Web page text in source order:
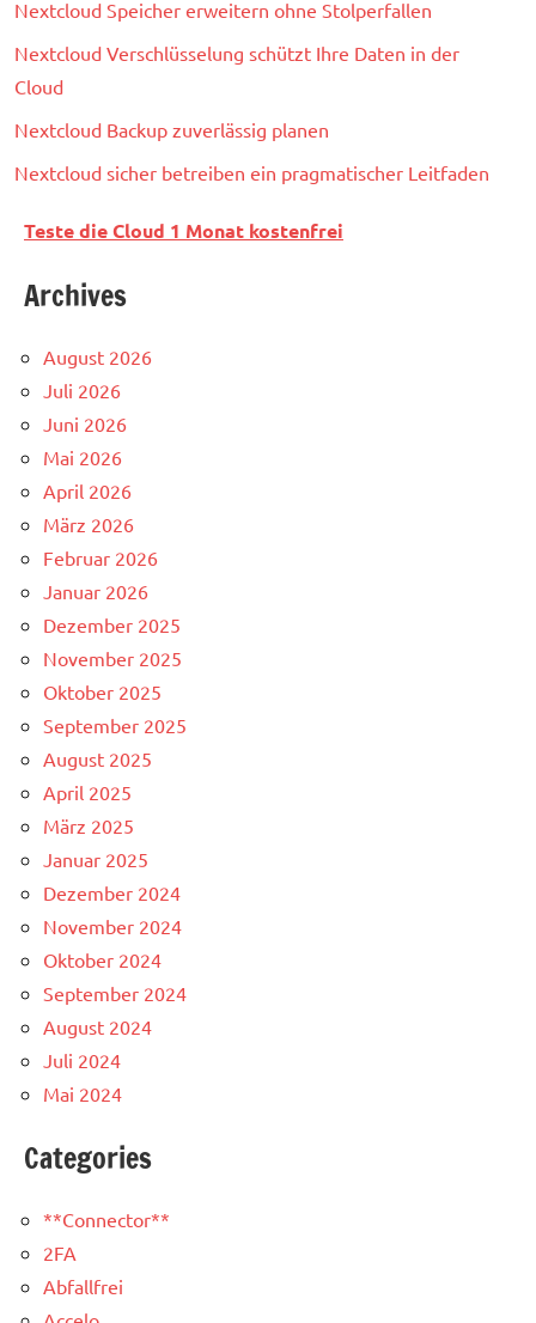
Nextcloud Speicher erweitern ohne Stolperfallen
Nextcloud Verschlüsselung schützt Ihre Daten in der
Cloud
Nextcloud Backup zuverlässig planen
Nextcloud sicher betreiben ein pragmatischer Leitfaden
Teste die Cloud 1 Monat kostenfrei
Archives
August 2026
Juli 2026
Juni 2026
Mai 2026
April 2026
März 2026
Februar 2026
Januar 2026
Dezember 2025
November 2025
Oktober 2025
September 2025
August 2025
April 2025
März 2025
Januar 2025
Dezember 2024
November 2024
Oktober 2024
September 2024
August 2024
Juli 2024
Mai 2024
Categories
**Connector**
2FA
Abfallfrei